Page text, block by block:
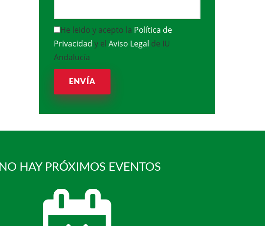
He leido y acepto la Política de
Privacidad y el Aviso Legal de IU
Andalucía
ENVÍA
NO HAY PRÓXIMOS EVENTOS